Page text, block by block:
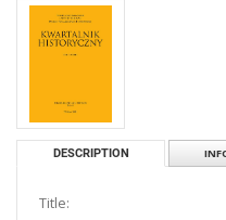
DESCRIPTION
Title: